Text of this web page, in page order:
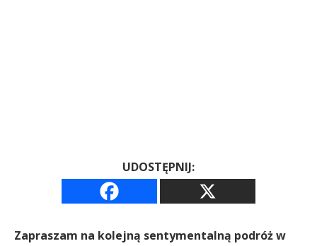
UDOSTĘPNIJ:
Zapraszam na kolejną sentymentalną podróż w